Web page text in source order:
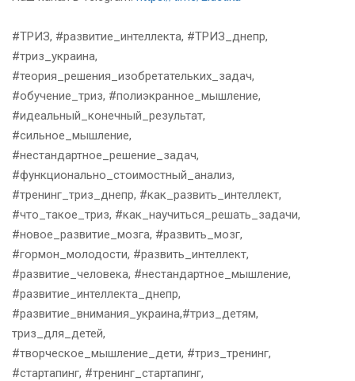
#ТРИЗ, #развитие_интеллекта, #ТРИЗ_днепр,
#триз_украина,
#теория_решения_изобретательких_задач,
#обучение_триз, #полиэкранное_мышление,
#идеальный_конечный_результат,
#сильное_мышление,
#нестандартное_решение_задач,
#функционально_стоимостный_анализ,
#тренинг_триз_днепр, #как_развить_интеллект,
#что_такое_триз, #как_научиться_решать_задачи,
#новое_развитие_мозга, #развить_мозг,
#гормон_молодости, #развить_интеллект,
#развитие_человека, #нестандартное_мышление,
#развитие_интеллекта_днепр,
#развитие_внимания_украина,#триз_детям,
триз_для_детей,
#творческое_мышление_дети, #триз_тренинг,
#стартапинг, #тренинг_стартапинг,